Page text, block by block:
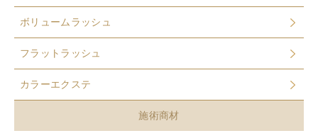
ボリュームラッシュ
フラットラッシュ
カラーエクステ
施術商材